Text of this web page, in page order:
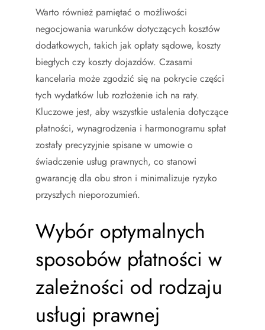
Warto również pamiętać o możliwości
negocjowania warunków dotyczących kosztów
dodatkowych, takich jak opłaty sądowe, koszty
biegłych czy koszty dojazdów. Czasami
kancelaria może zgodzić się na pokrycie części
tych wydatków lub rozłożenie ich na raty.
Kluczowe jest, aby wszystkie ustalenia dotyczące
płatności, wynagrodzenia i harmonogramu spłat
zostały precyzyjnie spisane w umowie o
świadczenie usług prawnych, co stanowi
gwarancję dla obu stron i minimalizuje ryzyko
przyszłych nieporozumień.
Wybór optymalnych
sposobów płatności w
zależności od rodzaju
usługi prawnej